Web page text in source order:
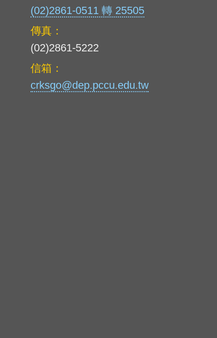
(02)2861-0511 轉 25505
傳真：
(02)2861-5222
信箱：
crksgo@dep.pccu.edu.tw